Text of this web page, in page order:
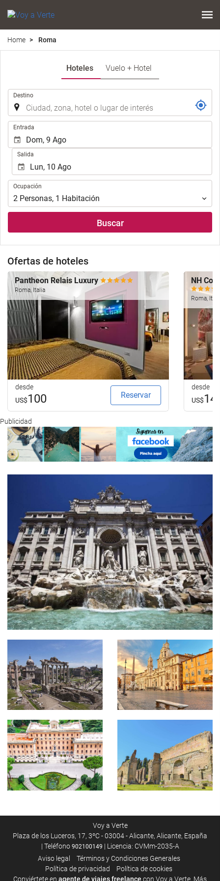
Home Roma
Hoteles Vuelo + Hotel
Introduzca
lugar
de
destino
en
que
realizar
búsqueda
de
Destino
Introduzca
las
fechas
inicio
fin
para
realizar
hotel.
Entrada
Salida
Ocupación
Ocupación
2 Personas, 1 Habitación
Buscar
Ofertas de hoteles
Pantheon Relais Luxury
Roma, Italia
desde
US$100 Reservar
NH
Roma,
desde
US$
Publicidad
Voy a Verte
Plaza de los Luceros, 17, 3ºC - 03004 - Alicante, Alicante, España
| Teléfono 902100149 | Licencia: CVMm-2035-A
Aviso legal
Términos y Condiciones Generales
Polí­tica de privacidad
Política de cookies
Conviértete en agente de viajes freelance con Voy a Verte. Más